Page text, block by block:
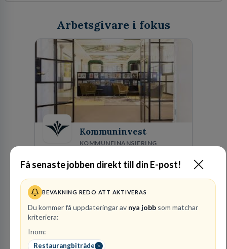
Få senaste jobben direkt till din E-post!
BEVAKNING REDO ATT AKTIVERAS
Du kommer få uppdateringar av nya jobb som matchar
kriteriera:
Inom:
Restaurangbiträde
Arbetsgivare i fokus
Kommuninvest
KOMMUNFINANSIERING
1lediga jobb
Visa jobb
företräder den kommunala sektorn i
finansieringsfrågor.